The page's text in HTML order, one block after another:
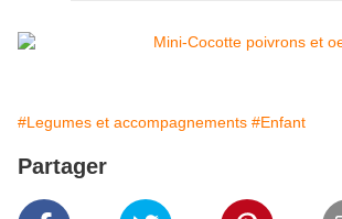
#Legumes et accompagnements #Enfant
Partager